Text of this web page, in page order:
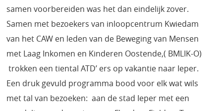
samen voorbereiden was het dan eindelijk zover.
Samen met bezoekers van inloopcentrum Kwiedam
van het CAW en leden van de Beweging van Mensen
met Laag Inkomen en Kinderen Oostende,( BMLIK-O)
trokken een tiental ATD’ ers op vakantie naar Ieper.
Een druk gevuld programma bood voor elk wat wils
met tal van bezoeken: aan de stad Ieper met een